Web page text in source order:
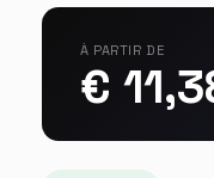
À PARTIR DE
€